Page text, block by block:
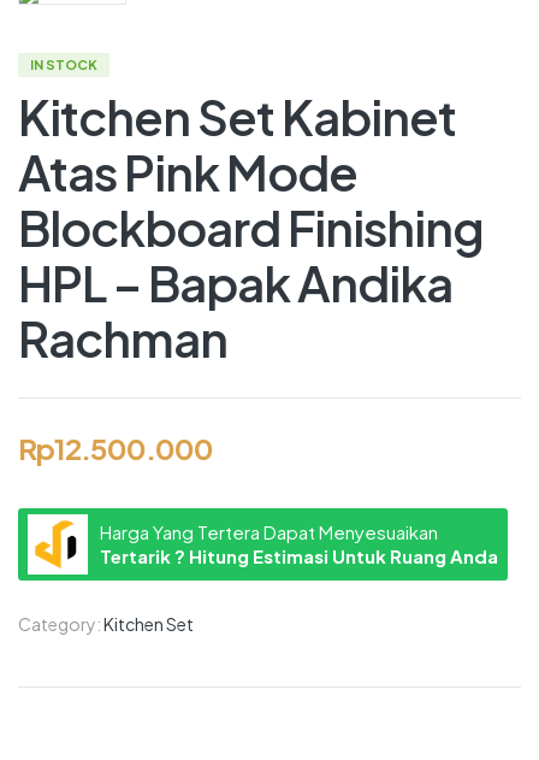
IN STOCK
Kitchen Set Kabinet
Atas Pink Mode
Blockboard Finishing
HPL – Bapak Andika
Rachman
Rp12.500.000
Harga Yang Tertera Dapat Menyesuaikan
Tertarik ? Hitung Estimasi Untuk Ruang Anda
Category:Kitchen Set